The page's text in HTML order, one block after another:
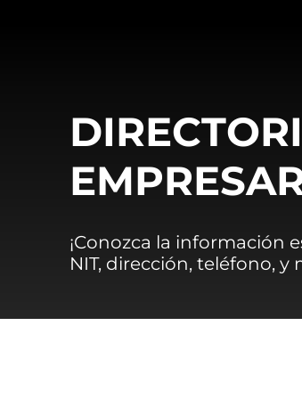
¡Conozca la información
NIT, dirección, teléfono,